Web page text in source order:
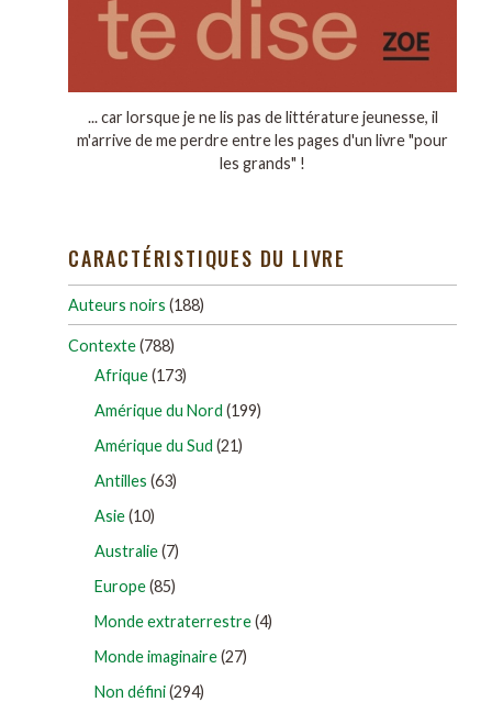
... car lorsque je ne lis pas de littérature jeunesse, il
m'arrive de me perdre entre les pages d'un livre "pour
les grands" !
CARACTÉRISTIQUES DU LIVRE
Auteurs noirs (188)
Contexte(788)
Afrique(173)
Amérique du Nord (199)
Amérique du Sud (21)
Antilles (63)
Asie(10)
Australie(7)
Europe(85)
Monde extraterrestre(4)
Monde imaginaire(27)
Non défini(294)